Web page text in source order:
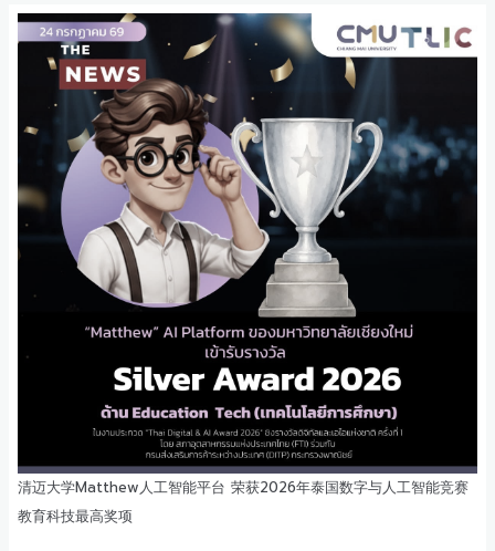
清迈大学Matthew人工智能平台 荣获2026年泰国数字与人工智能竞赛
教育科技最高奖项